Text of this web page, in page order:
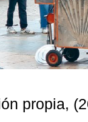
propia,